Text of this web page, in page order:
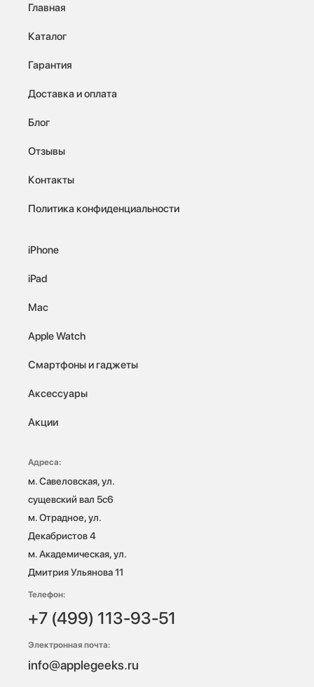
Главная
Каталог
Гарантия
Доставка и оплата
Блог
Отзывы
Контакты
Политика конфиденциальности
iPhone
iPad
Mac
Apple Watch
Смартфоны и гаджеты
Аксессуары
Акции
Адреса:
м. Савеловская, ул.
сущевский вал 5с6
м. Отрадное, ул.
Декабристов 4
м. Академическая, ул.
Дмитрия Ульянова 11
Телефон:
+7 (499) 113-93-51
Электронная почта:
info@applegeeks.ru